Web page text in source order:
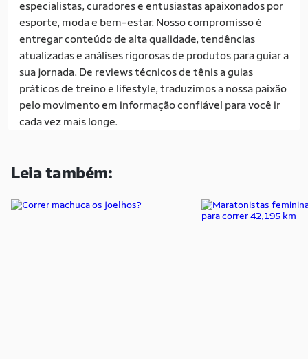
Leia também:
especialistas, curadores e entusiastas apaixonados por
esporte, moda e bem-estar. Nosso compromisso é
entregar conteúdo de alta qualidade, tendências
atualizadas e análises rigorosas de produtos para guiar a
sua jornada. De reviews técnicos de tênis a guias
práticos de treino e lifestyle, traduzimos a nossa paixão
pelo movimento em informação confiável para você ir
cada vez mais longe.